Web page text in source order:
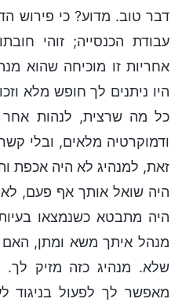
דבר טוב. מדוע? כי פירוש
עבודת הכנסייה; זוהי
אחריות זו מוכיחה שהוא
היו ניתנים לך חופש מלא
כל מה שרצית, לנהות אחר
ודמוקרטיה מלאים, ובלי
זאת, למנהיג לא היה אכפת
היה שואל אותך אף פעם,
היה מתבטא כשנמצאו
מנהל איתך משא ומתן, האם
שלא. מנהיג כזה מזיק
מאפשר לך לפעול בניגוד